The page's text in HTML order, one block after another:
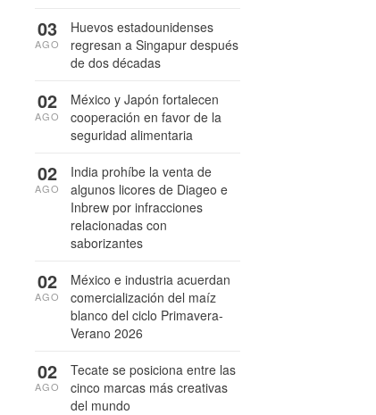
Huevos estadounidenses
regresan a Singapur después
de dos décadas
03
AGO
México y Japón fortalecen
cooperación en favor de la
seguridad alimentaria
02
AGO
India prohíbe la venta de
algunos licores de Diageo e
Inbrew por infracciones
relacionadas con
saborizantes
02
AGO
México e industria acuerdan
comercialización del maíz
blanco del ciclo Primavera-
Verano 2026
02
AGO
Tecate se posiciona entre las
cinco marcas más creativas
del mundo
02
AGO